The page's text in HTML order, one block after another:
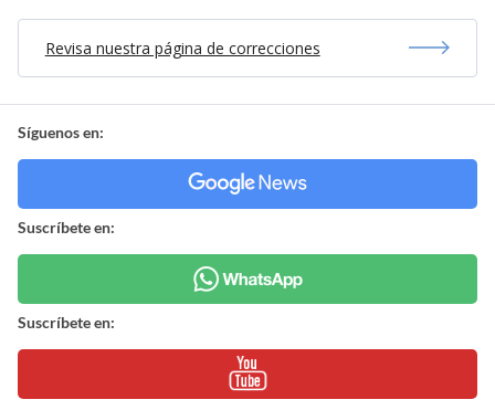
Revisa nuestra página de correcciones
Síguenos en:
Suscríbete en:
Suscríbete en: